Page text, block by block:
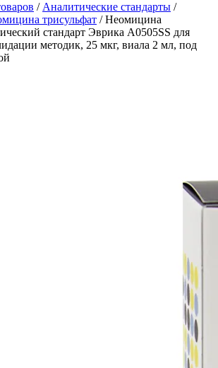
/ Аналитические стандарты /
трисульфат / Неомицина
стандарт Эврика A0505SS для
методик, 25 мкг, виала 2 мл, под